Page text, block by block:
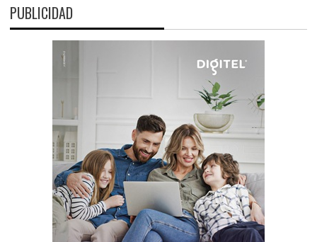
PUBLICIDAD